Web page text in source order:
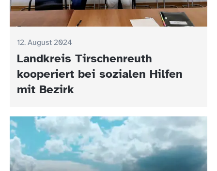
12. August 2024
Landkreis Tirschenreuth
kooperiert bei sozialen Hilfen
mit Bezirk